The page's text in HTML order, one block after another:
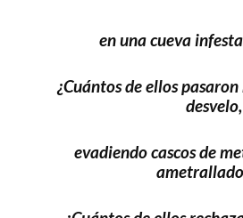
en una cueva
¿Cuántos de ellos
desvelo,
evadiendo cascos de